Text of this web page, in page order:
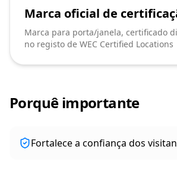
Marca oficial de
Marca para porta/janela, certificado
no registo de WEC Certified Locations
Porquê importante
Fortalece a confiança dos